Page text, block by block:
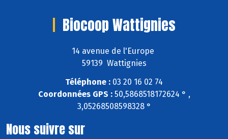
Biocoop Wattignies
14 avenue de l'Europe
59139 Wattignies
Téléphone : 03 20 16 02 74
Coordonnées GPS :50,5868518172624 ° ,
3,05268508598328 °
Nous suivre sur